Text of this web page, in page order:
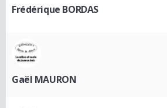
Frédérique BORDAS
Gaël MAURON